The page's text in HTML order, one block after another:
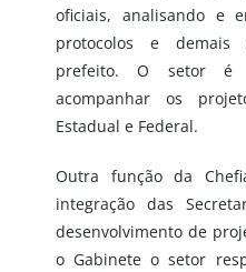
oficiais, analisando e
protocolos e demais
prefeito. O setor é
acompanhar os
Estadual e Federal.
Outra função da
integração das
desenvolvimento de
o Gabinete o setor